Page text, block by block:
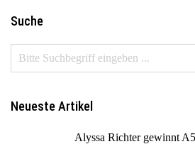
Suche
Neueste Artikel
Alyssa Richter gewinnt